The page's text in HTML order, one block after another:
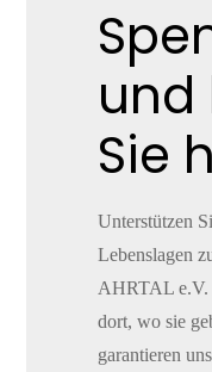
und
Sie
Unterstützen
Lebenslagen
AHRTAL e.V.
dort, wo sie
garantieren